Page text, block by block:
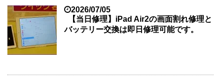
2026/07/05
【当日修理】iPad Air2の画面割れ修理と
バッテリー交換は即日修理可能です。